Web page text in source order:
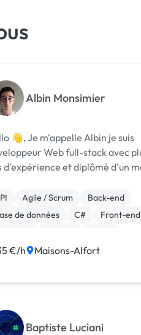
Albin Monsimier
Albin je suis
Web full-stack avec
d'expérience et diplômé d'un
des produits de qualité
les meilleures pratiqu...
Agile / Scrum
Back-end
de données
C#
Front-end
Commerce
€/h Maisons-Alfort
Baptiste Luciani